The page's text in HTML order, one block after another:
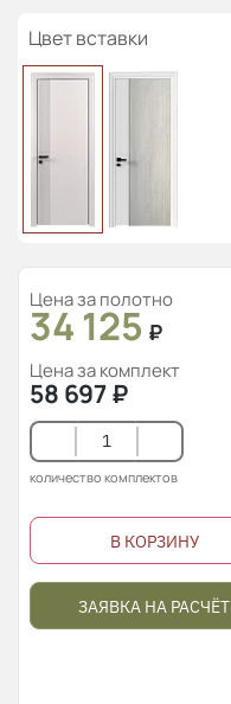
Цвет вставки
Цена за полотно
34 125 ₽
Цена за комплект
58 697₽
количество комплектов
В КОРЗИНУ
ЗАЯВКА НА РАСЧЁТ